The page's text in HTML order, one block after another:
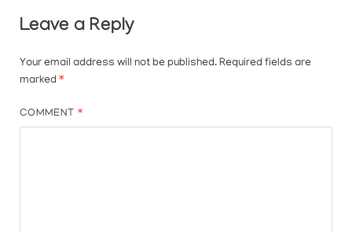
Leave a Reply
Your email address will not be published. Required fields are
marked *
COMMENT*